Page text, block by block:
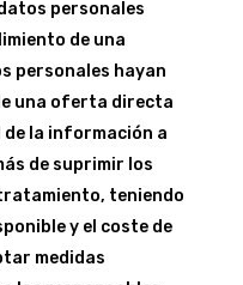
personales
de una
personales hayan
una oferta directa
de la información a
de suprimir los
teniendo
y el coste de
medidas